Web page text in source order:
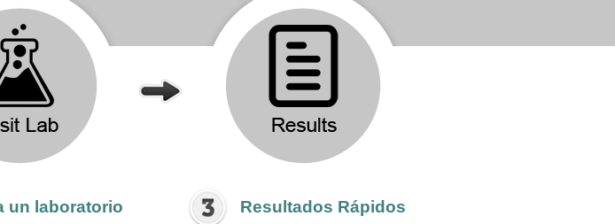
un laboratorio Resultados Rápidos